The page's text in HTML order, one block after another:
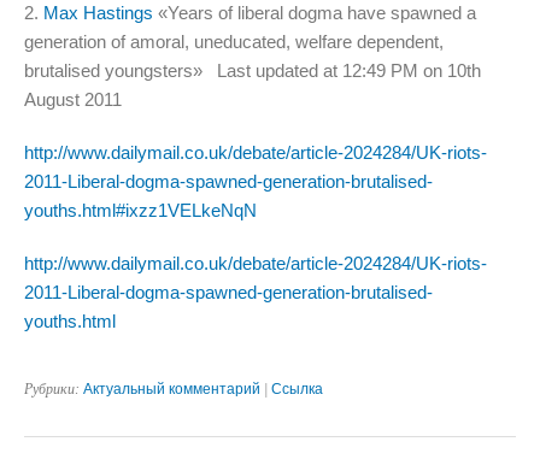
2. Max Hastings «Years of liberal dogma have spawned a
generation of amoral, uneducated, welfare dependent,
brutalised youngsters» Last updated at 12:49 PM on 10th
August 2011
http://www.dailymail.co.uk/debate/article-2024284/UK-riots-
2011-Liberal-dogma-spawned-generation-brutalised-
youths.html#ixzz1VELkeNqN
http://www.dailymail.co.uk/debate/article-2024284/UK-riots-
2011-Liberal-dogma-spawned-generation-brutalised-
youths.html
Рубрики: Актуальный комментарий | Ссылка